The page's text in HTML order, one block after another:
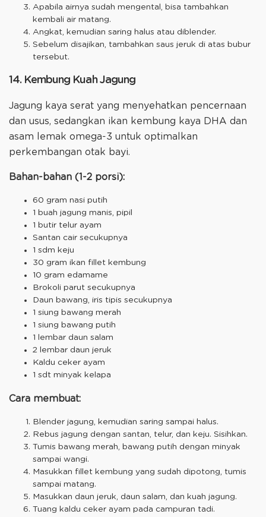
Apabila airnya sudah mengental, bisa tambahkan
kembali air matang.
Angkat, kemudian saring halus atau diblender.
Sebelum disajikan, tambahkan saus jeruk di atas bubur
tersebut.
14. Kembung Kuah Jagung
Jagung kaya serat yang menyehatkan pencernaan
dan usus, sedangkan ikan kembung kaya DHA dan
asam lemak omega-3 untuk optimalkan
perkembangan otak bayi.
Bahan-bahan (1-2 porsi):
60 gram nasi putih
1 buah jagung manis, pipil
1 butir telur ayam
Santan cair secukupnya
1 sdm keju
30 gram ikan fillet kembung
10 gram edamame
Brokoli parut secukupnya
Daun bawang, iris tipis secukupnya
1 siung bawang merah
1 siung bawang putih
1 lembar daun salam
2 lembar daun jeruk
Kaldu ceker ayam
1 sdt minyak kelapa
Cara membuat:
Blender jagung, kemudian saring sampai halus.
Rebus jagung dengan santan, telur, dan keju. Sisihkan.
Tumis bawang merah, bawang putih dengan minyak
sampai wangi.
Masukkan fillet kembung yang sudah dipotong, tumis
sampai matang.
Masukkan daun jeruk, daun salam, dan kuah jagung.
Tuang kaldu ceker ayam pada campuran tadi.